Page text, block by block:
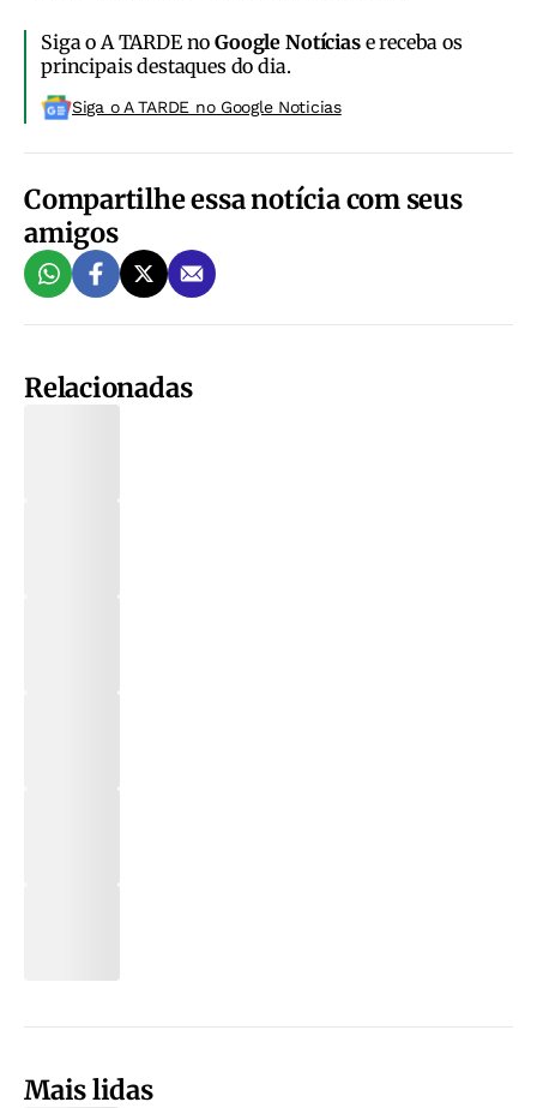
Siga o A TARDE noGoogle Notíciase receba os
principais destaques do dia.
Siga o A TARDE no Google Noticias
Compartilhe essa notícia com seus
amigos
Relacionadas
Mais lidas